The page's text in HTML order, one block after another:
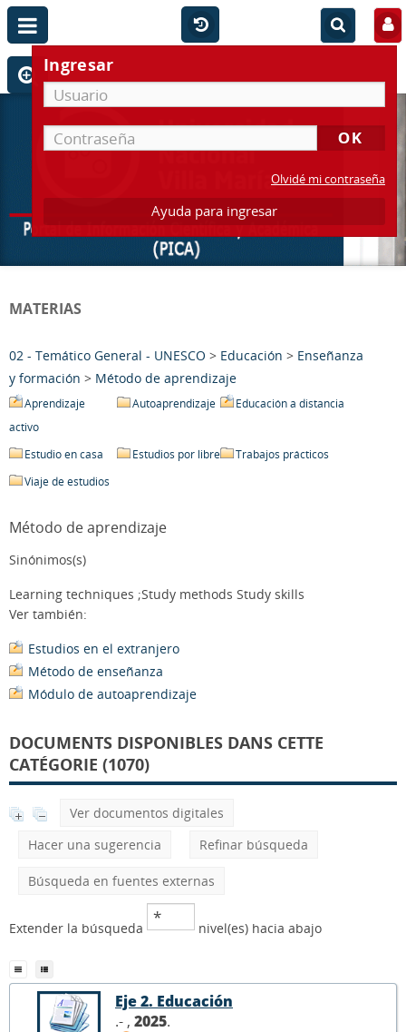
Ingresar
Olvidé mi contraseña
Ayuda para ingresar
MATERIAS
02 - Temático General - UNESCO > Educación > Enseñanza
y formación > Método de aprendizaje
Aprendizaje
activo
Autoaprendizaje Educación a distancia
Estudio en casa Estudios por libre
Trabajos prácticos
Viaje de estudios
Método de aprendizaje
Sinónimos(s)
Learning techniques ;Study methods Study skills
Ver también:
Estudios en el extranjero
Método de enseñanza
Módulo de autoaprendizaje
DOCUMENTS DISPONIBLES DANS CETTE
CATÉGORIE (1070)
Ver documentos digitales
Hacer una sugerencia
Refinar búsqueda
Búsqueda en fuentes externas
Extender la búsqueda nivel(es) hacia abajo
Eje 2. Educación
.- , 2025.